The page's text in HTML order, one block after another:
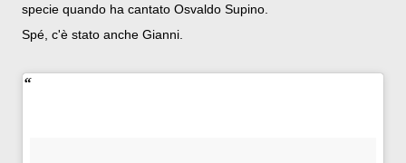
specie quando ha cantato Osvaldo Supino.
Spé, c'è stato anche Gianni.